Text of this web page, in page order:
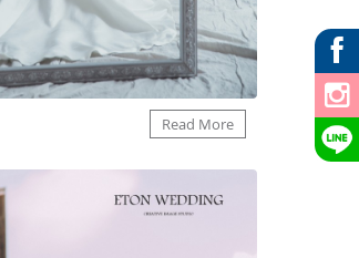
Read More